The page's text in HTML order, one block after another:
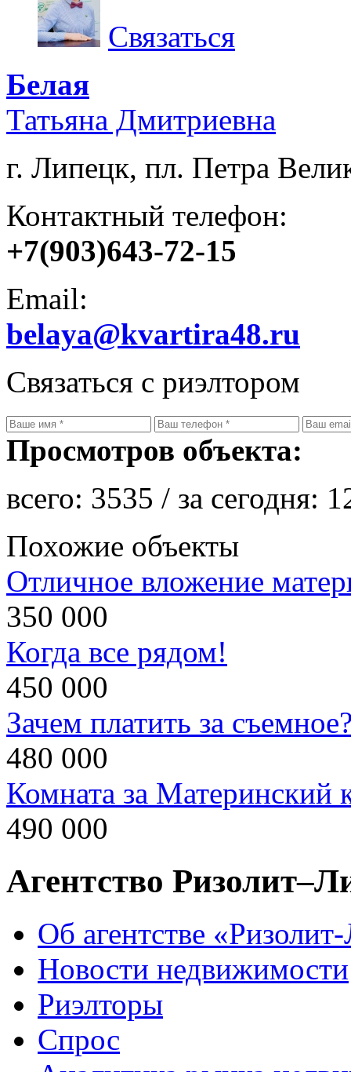
Связаться
Белая
Татьяна Дмитриевна
г. Липецк, пл. Петра
Контактный телефон:
+7(903)643-72-15
Email:
belaya@kvartira48.ru
Связаться с риэлтором
Просмотров объекта:
всего: 3535 / за сегодня:
Похожие объекты
Отличное вложение
350 000
Когда все рядом!
450 000
Зачем платить за
480 000
Комната за Материнский
490 000
Агентство
Об агентстве
Новости недвижимости
Риэлторы
Спрос